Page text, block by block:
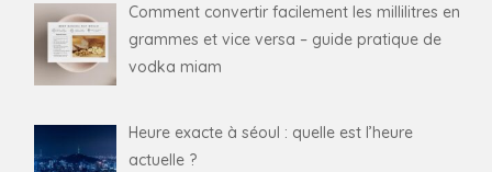
Comment convertir facilement les millilitres en
grammes et vice versa – guide pratique de
vodka miam
Heure exacte à séoul : quelle est l’heure
actuelle ?